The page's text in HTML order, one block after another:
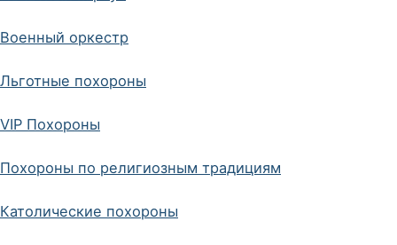
Военный оркестр
Льготные похороны
VIP Похороны
Похороны по религиозным традициям
Католические похороны